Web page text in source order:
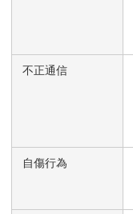
不正通信
自傷行為